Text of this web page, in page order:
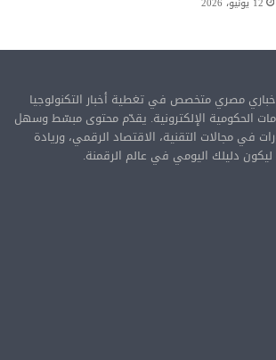
مصري متخصص في تغطية أخبار التكنولوجيا
الحكومية الإلكترونية. يقدّم محتوى مبسّط وسهل
في مجالات التقنية، الاقتصاد الرقمي، وريادة
ليكون دليلك اليومي في عالم الرقمنة.